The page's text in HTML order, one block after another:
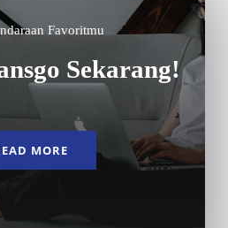
Favoritmu
Sekarang!
MORE